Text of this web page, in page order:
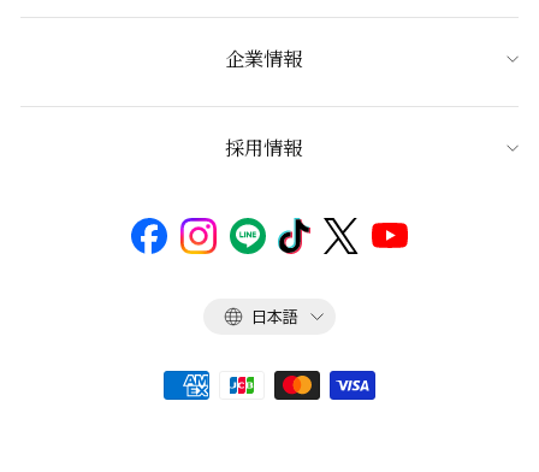
企業情報
採用情報
言
日本語